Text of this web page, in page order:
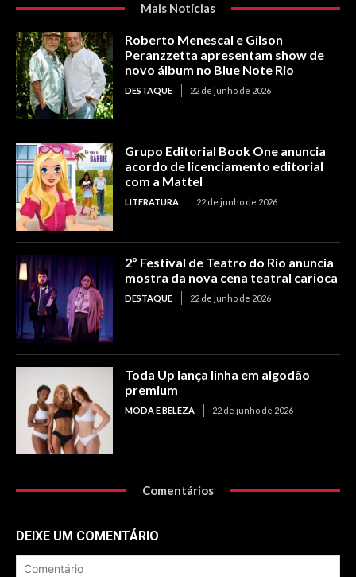
Mais Notícias
Roberto Menescal e Gilson
Peranzzetta apresentam show de
novo álbum no Blue Note Rio
DESTAQUE 22 de junho de 2026
Grupo Editorial Book One anuncia
acordo de licenciamento editorial
com a Mattel
LITERATURA 22 de junho de 2026
2º Festival de Teatro do Rio anuncia
mostra da nova cena teatral carioca
DESTAQUE 22 de junho de 2026
Toda Up lança linha em algodão
premium
MODA E BELEZA 22 de junho de 2026
Comentários
DEIXE UM COMENTÁRIO